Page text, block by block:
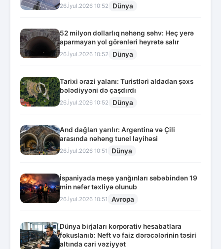
26.İyul.2026 10:52 Dünya
52 milyon dollarlıq nəhəng səhv: Heç yerə
aparmayan yol görənləri heyrətə salır
26.İyul.2026 10:52 Dünya
Tarixi ərazi yalanı: Turistləri aldadan şəxs
bələdiyyəni də çaşdırdı
26.İyul.2026 10:52 Dünya
And dağları yarılır: Argentina və Çili
arasında nəhəng tunel layihəsi
26.İyul.2026 10:51 Dünya
İspaniyada meşə yanğınları səbəbindən 19
min nəfər təxliyə olunub
26.İyul.2026 10:51 Avropa
Dünya birjaları korporativ hesabatlara
fokuslanıb: Neft və faiz dərəcələrinin təsiri
altında cari vəziyyət